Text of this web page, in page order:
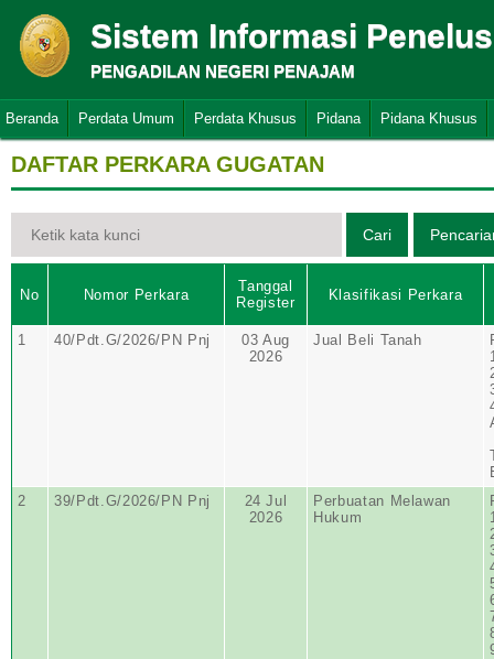
Sistem Informasi
PENGADILAN NEGERI PENAJAM
Beranda Perdata Umum Perdata Khusus Pidana Pidana Khusus
DAFTAR PERKARA GUGATAN
No Nomor Perkara
Tanggal
Register
Klasifikasi Perkara
1 40/Pdt.G/2026/PN Pnj
03 Aug
2026
Jual Beli Tanah
2
39/Pdt.G/2026/PN Pnj
24 Jul
2026
Perbuatan Melawan
Hukum